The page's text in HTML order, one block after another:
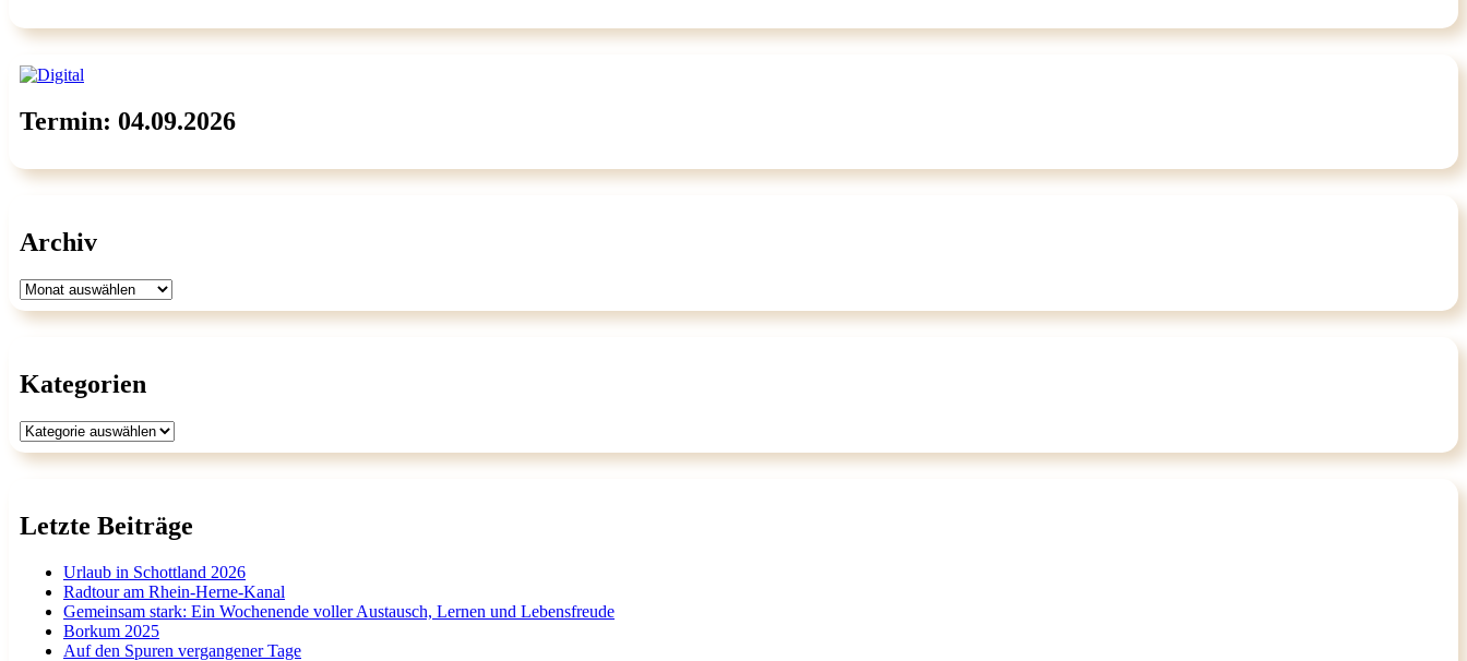
Termin: 04.09.2026
Archiv
Archiv
Kategorien
Kategorien
Letzte Beiträge
Urlaub in Schottland 2026
Radtour am Rhein-Herne-Kanal
Gemeinsam stark: Ein Wochenende voller Austausch, Lernen und Lebensfreude
Borkum 2025
Auf den Spuren vergangener Tage